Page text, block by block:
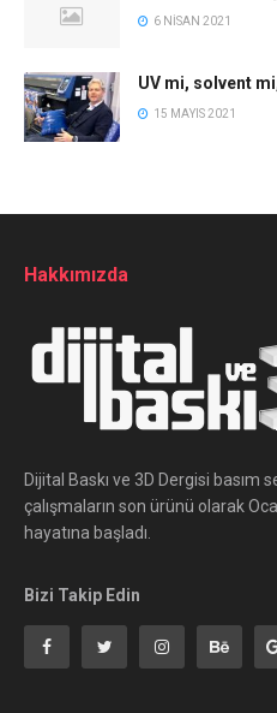
6 NISAN 2021
UV mi, solvent
15 MAYIS 2021
Hakkımızda
Dijital Baskı ve 3D Dergisi basım
çalışmaların son ürünü olarak
hayatına başladı.
Bizi Takip Edin